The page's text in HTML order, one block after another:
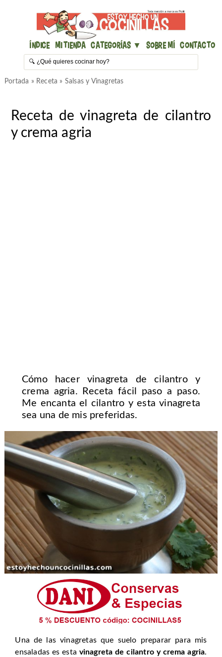
Índice Mi Tienda Categorías ▼ Sobre mí Contacto
Portada » Receta » Salsas y Vinagretas
Receta de vinagreta de cilantro
y crema agria
Cómo hacer vinagreta de cilantro y
crema agria. Receta fácil paso a paso.
Me encanta el cilantro y esta vinagreta
sea una de mis preferidas.
Una de las vinagretas que suelo preparar para mis
ensaladas es esta vinagreta de cilantro y crema agria.